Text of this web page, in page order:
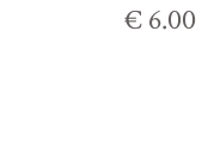
€ 6.00